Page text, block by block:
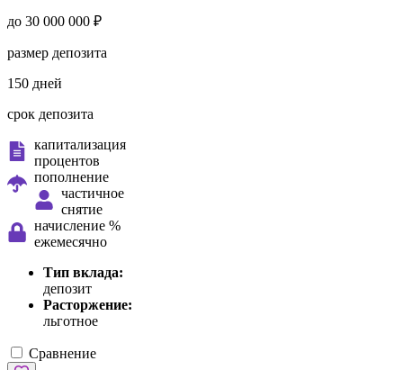
до 30 000 000 ₽
размер депозита
150 дней
срок депозита
капитализация
процентов
пополнение
частичное
снятие
начисление %
ежемесячно
Тип вклада:
депозит
Расторжение:
льготное
Сравнение